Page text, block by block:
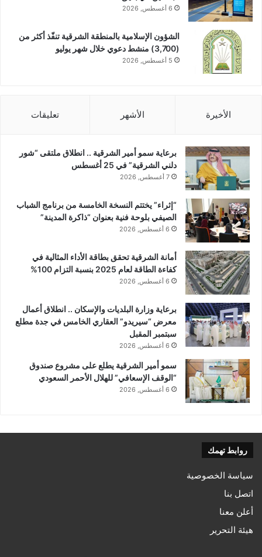
6 أغسطس, 2026
الشؤون الإسلامية بالمنطقة الشرقية تنفّذ أكثر من
(3,700) منشط دعوي خلال شهر يوليو
5 أغسطس, 2026
الأخيرة الأشهر تعليقات
برعاية سمو أمير الشرقية .. انطلاق ملتقى “شور
دلني الشرقية” في 25 أغسطس
7 أغسطس, 2026
“إثراء” يختتم النسخة الخامسة من برنامج الشباب
الصيفي بلوحة فنية بعنوان “ذاكرة المدينة”
6 أغسطس, 2026
أمانة الشرقية تحقق بطاقة الأداء المثالية في
كفاءة الطاقة لعام 2025 بنسبة التزام 100%
6 أغسطس, 2026
برعاية وزارة البلديات والإسكان .. انطلاق أعمال
معرض “سيريدو” العقاري الخامس في جدة مطلع
سبتمبر المقبل
6 أغسطس, 2026
سمو أمير الشرقية يطلع على مشروع صندوق
“الوقف الإسعافي” للهلال الأحمر السعودي
6 أغسطس, 2026
روابط تهمك
سياسة الخصوصية
اتصل بنا
أعلن معنا
هيئة التحرير